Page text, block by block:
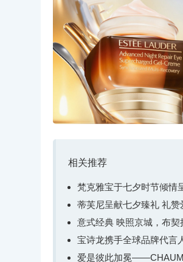
珠宝作品。如今，FRED斐登推
角形图案，其轮廓兼具坚韧与
力，以此突出卓越的体育精神及
相关推荐
梵克雅宝于七夕时节倾情
蒂芙尼呈献七夕臻礼 礼赞
意式经典 映照京城，布
宝诗龙携手全球品牌代言
爱是彼此加冕